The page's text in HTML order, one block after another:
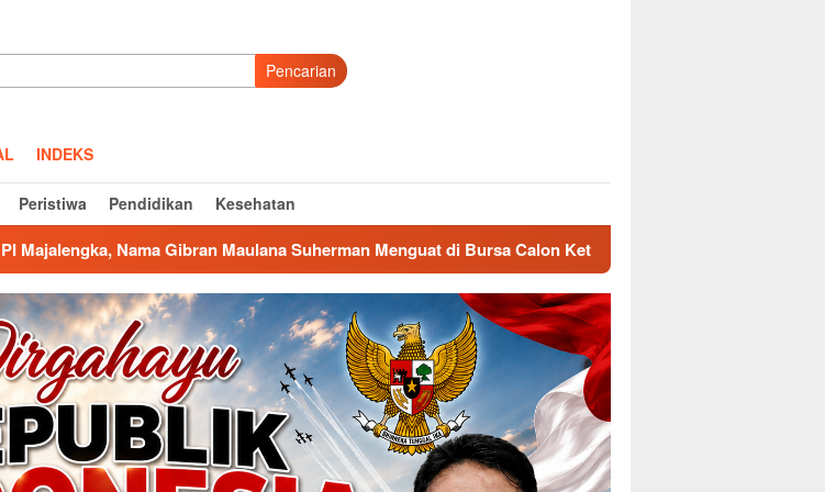
Pencarian
INDEKS
Peristiwa Pendidikan Kesehatan
Maulana Suherman Menguat di Bursa Calon Ketua Sambut HUT Pramuka ke-65, Kwarcab